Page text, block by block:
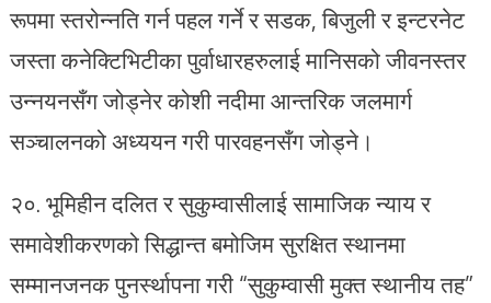
रूपमा स्तरोन्नति गर्न पहल गर्ने र सडक, बिजुली र इन्टरनेट
जस्ता कनेक्टिभिटीका पुर्वाधारहरुलाई मानिसको जीवनस्तर
उन्नयनसँग जोड्नेर कोशी नदीमा आन्तरिक जलमार्ग
सञ्चालनको अध्ययन गरी पारवहनसँग जोड्ने।
२०.⁠ ⁠भूमिहीन दलित र सुकुम्वासीलाई सामाजिक न्याय र
समावेशीकरणको सिद्धान्त बमोजिम सुरक्षित स्थानमा
सम्मानजनक पुनर्स्थापना गरी “सुकुम्वासी मुक्त स्थानीय तह”